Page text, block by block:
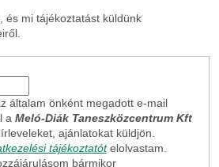
és mi tájékoztatást küldünk
általam önként megadott e-mail
a Meló-Diák Taneszközcentrum Kft
ajánlatokat küldjön.
tájékoztatót elolvastam.
bármikor